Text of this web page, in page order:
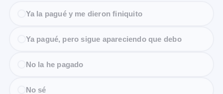
Ya la pagué y me dieron finiquito
Ya pagué, pero sigue apareciendo que debo
No la he pagado
No sé